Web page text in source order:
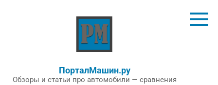
ПорталМашин.ру
Обзоры и статьи про автомобили — сравнения